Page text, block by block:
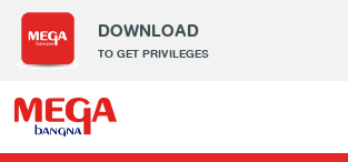
DOWNLOAD
TO GET PRIVILEGES